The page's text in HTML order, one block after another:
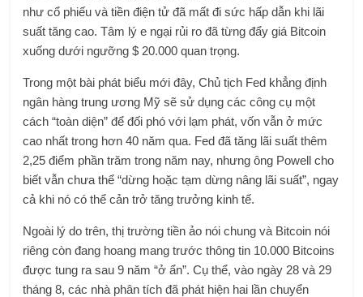
như cổ phiếu và tiền điện tử đã mất đi sức hấp dẫn khi lãi
suất tăng cao. Tâm lý e ngại rủi ro đã từng đẩy giá Bitcoin
xuống dưới ngưỡng $ 20.000 quan trọng.
Trong một bài phát biểu mới đây, Chủ tịch Fed khẳng định
ngân hàng trung ương Mỹ sẽ sử dụng các công cụ một
cách “toàn diện” để đối phó với lạm phát, vốn vẫn ở mức
cao nhất trong hơn 40 năm qua. Fed đã tăng lãi suất thêm
2,25 điểm phần trăm trong năm nay, nhưng ông Powell cho
biết vẫn chưa thể “dừng hoặc tạm dừng nâng lãi suất”, ngay
cả khi nó có thể cản trở tăng trưởng kinh tế.
Ngoài lý do trên, thị trường tiền ảo nói chung và Bitcoin nói
riêng còn đang hoang mang trước thông tin 10.000 Bitcoins
được tung ra sau 9 năm “ở ẩn”. Cụ thể, vào ngày 28 và 29
tháng 8, các nhà phân tích đã phát hiện hai lần chuyển